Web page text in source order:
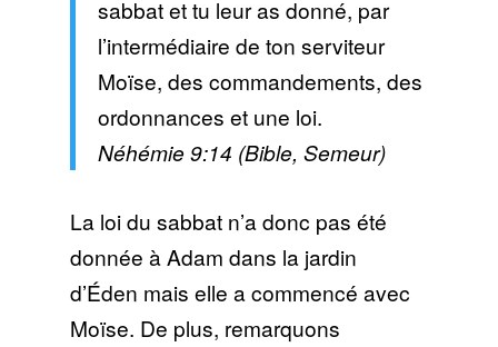
sabbat et tu leur as donné, par
l’intermédiaire de ton serviteur
Moïse, des commandements, des
ordonnances et une loi.
Néhémie 9:14 (Bible, Semeur)
La loi du sabbat n’a donc pas été
donnée à Adam dans la jardin
d’Éden mais elle a commencé avec
Moïse. De plus, remarquons